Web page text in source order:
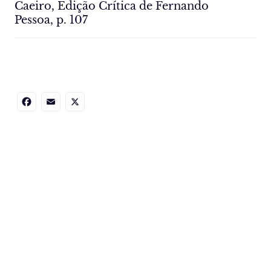
Caeiro, Edição Crítica de Fernando
Pessoa, p. 107